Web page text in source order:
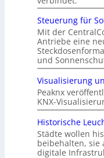
Steuerung für
Mit der
Antriebe eine
und
Visualisierung
Peaknx
KNX-
Historische
Städte wollen
beibehalten, sie
digitale